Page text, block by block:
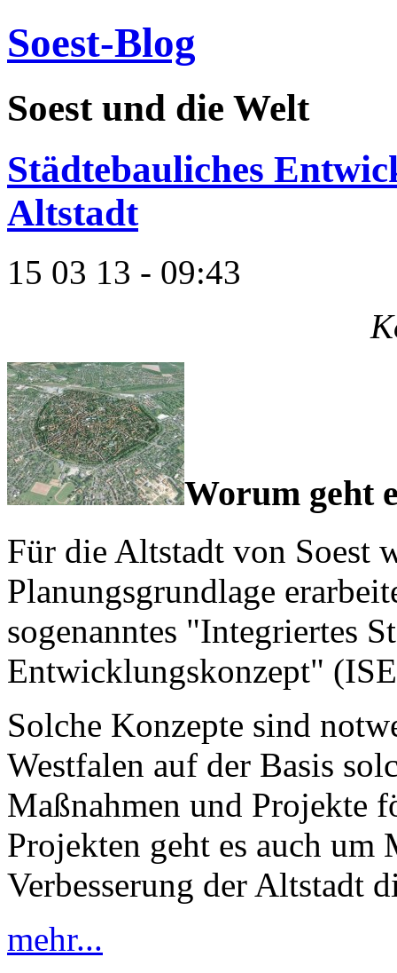
Soest-Blog
Soest und die Welt
Städtebauliches
Altstadt
15 03 13 - 09:43
Worum geht
Für die Altstadt von Soest
Planungsgrundlage
sogenanntes "Integriertes
Entwicklungskonzept"
Solche Konzepte sind
Westfalen auf der Basis
Maßnahmen und Projekte
Projekten geht es auch um
Verbesserung der Altstadt
mehr...